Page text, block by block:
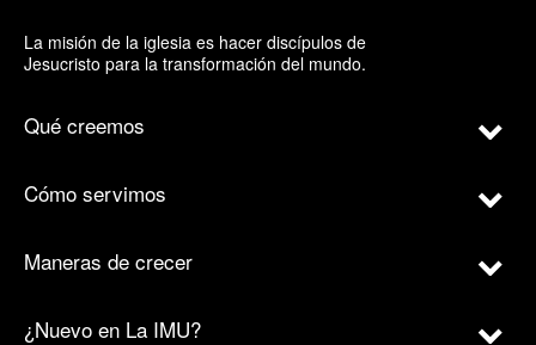
La misión de la iglesia es hacer discípulos de
Jesucristo para la transformación del mundo.
Qué creemos
Cómo servimos
Maneras de crecer
¿Nuevo en La IMU?